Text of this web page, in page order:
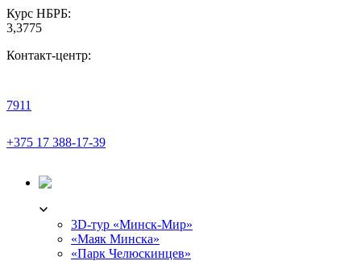
Курс НБРБ:
3,3775
Контакт-центр:
7911
+375 17 388-17-39
3D-тур «Минск-Мир»
«Маяк Минска»
«Парк Челюскинцев»